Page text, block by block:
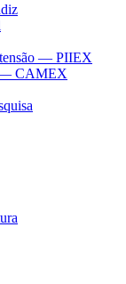
— PIIEX
— CAMEX